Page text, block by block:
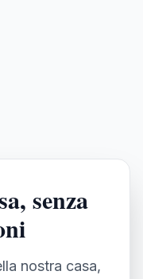
senza
nostra casa,